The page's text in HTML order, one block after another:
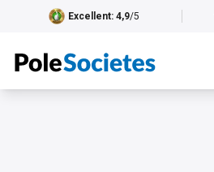
Excellent: 4,9/5